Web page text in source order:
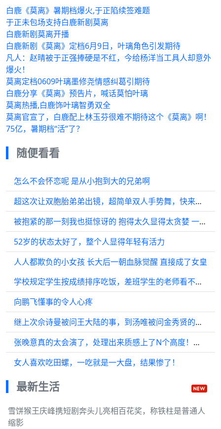
白鹿《莫离》暑期档爆火,于正陷续签难题
于正未包场支持白鹿新剧莫离
白鹿新剧莫离开播
白鹿新剧《莫离》定档6月9日，叶璃角色引发期待
凡人：赵晴被于正强捧硬是不红，今给杨洋当工具人却意外
爆火！
莫离定档0609叶璃墨修尧情感纠葛引期待
白鹿分享《莫离》预告片，喊话莫怕叶璃
莫离热播,白鹿饰叶璃智勇双全
莫离官宣了，白鹿配上林玉芬很难不期待这个《莫离》啊！
75亿，暑期档“活”了？
随便看看
怎么不会怀恋呢 是从小抱到大的兄弟啊
超这次让双胞胎弟弟出镜，超简单双人手势舞，快来拍！
被抱紧的那一刻我也挺惊讶的 抱得太久显得太贪婪 一刻也好 一刻也幸福
52岁的状态太好了，整个人显得年轻有活力
人人都欺负的小女孩 长大后一朝血脉觉醒 直接成了女皇
学校规定学生按成绩排序吃饭，差班学生的老师看不下去了：去教师窗口，我请！
向鹏飞懂事的令人心疼
继上次佘诗曼被问王大陆的事，到汤唯被问金秀贤的事，港媒真的是
张晚意真的太会演了，处理出来质感上了N个高度！所有的情绪递进真的太好了！
女人喜欢吃田螺，一吃就是一大盘，结果惨了！
最新生活
雪饼猴王庆峰携短剧奔头儿亮相百花奖，称铁柱是普通人
缩影